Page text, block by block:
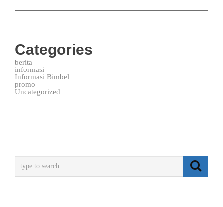
Categories
berita
informasi
Informasi Bimbel
promo
Uncategorized